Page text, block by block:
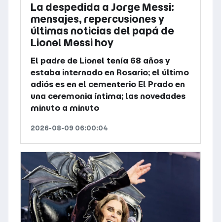
La despedida a Jorge Messi:
mensajes, repercusiones y
últimas noticias del papá de
Lionel Messi hoy
El padre de Lionel tenía 68 años y
estaba internado en Rosario; el último
adiós es en el cementerio El Prado en
una ceremonia íntima; las novedades
minuto a minuto
2026-08-09 06:00:04